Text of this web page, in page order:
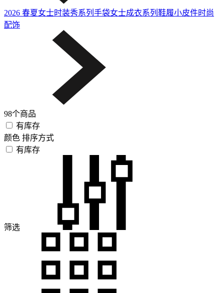
2026 春夏女士时装秀系列 手袋女士成衣系列 鞋履小皮件时尚
配饰
98个商品
有库存
颜色 排序方式
有库存
筛选